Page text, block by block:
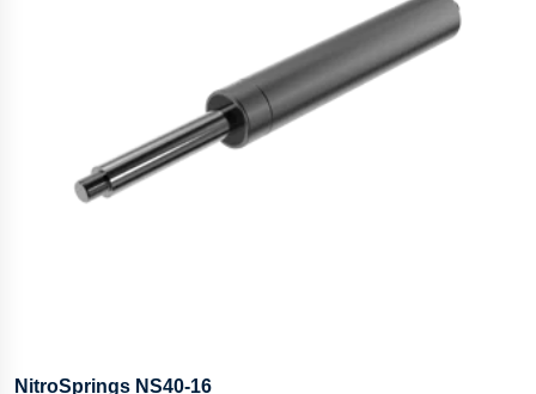
NitroSprings NS40-16